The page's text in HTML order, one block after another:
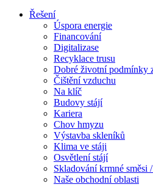
Řešení
Úspora energie
Financování
Digitalizase
Recyklace trusu
Dobré životní podmínky
Čištění vzduchu
Na klíč
Budovy stájí
Kariera
Chov hmyzu
Výstavba skleníků
Klima ve stáji
Osvětlení stájí
Skladování krmné směsi
Naše obchodní oblasti